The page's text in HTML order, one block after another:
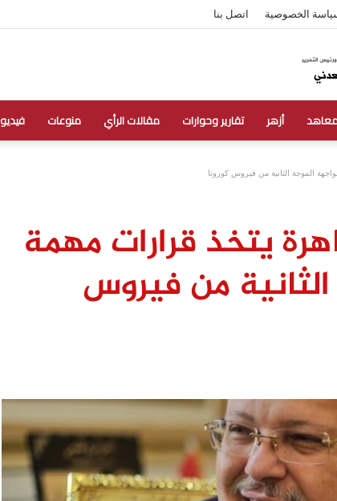
الخصوصية اتصل بنا
أزهر تقارير وحوارات مقالات الرأي منوعات فيديو
الموجة الثانية من فيروس كورونا
يتخذ قرارات مهمة
من فيروس